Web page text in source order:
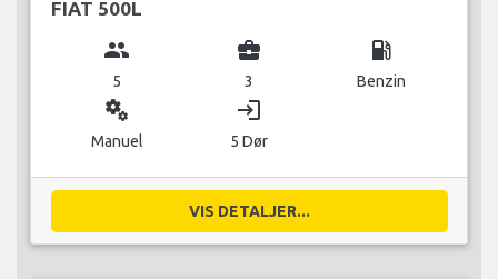
FIAT 500L
group
5
business_center
3
local_gas_station
Benzin
miscellaneous_services
Manuel
login
5 Dør
VIS DETALJER...